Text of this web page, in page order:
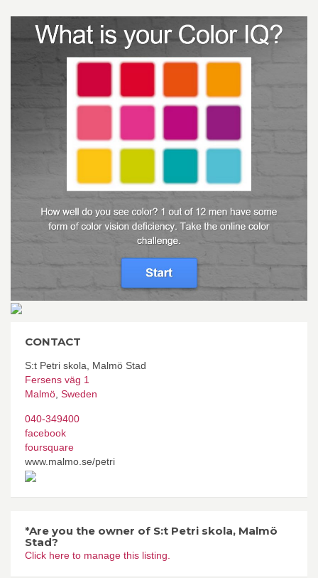
CONTACT
S:t Petri skola, Malmö Stad
Fersens väg 1
Malmö Sweden
040-349400
facebook
foursquare
www.malmo.se/petri
*Are you the owner of S:t Petri skola, Malmö
Stad?
Click here to manage this listing.